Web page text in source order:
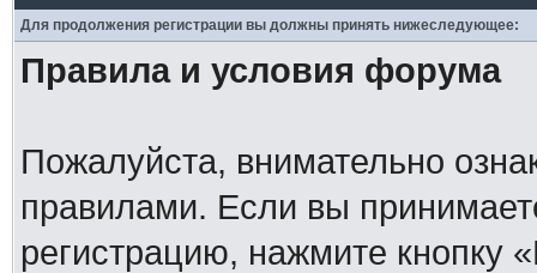
Для продолжения регистрации вы должны принять нижеследующее:
Правила и условия форума
Пожалуйста, внимательно
правилами. Если вы
регистрацию, нажмите кнопку